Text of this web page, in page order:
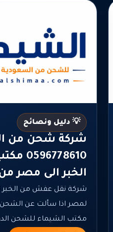
💡 دليل ونصائح
شركة شحن من
الخبر الى مصر
شركة نقل عفش من
لمصر اذا سألت عن
مكتب الشيماء للشحن